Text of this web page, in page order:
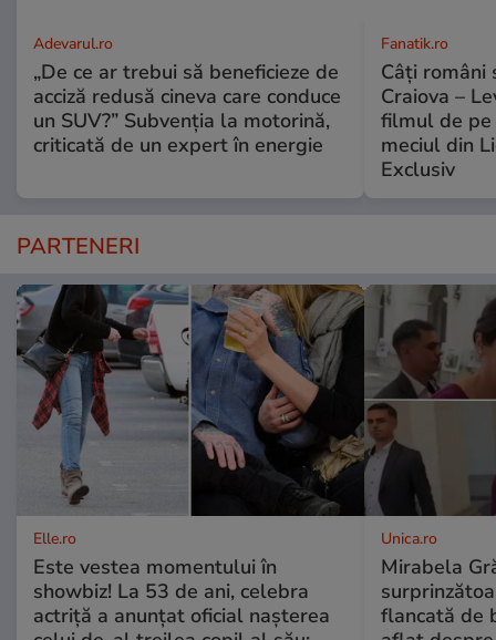
Adevarul.ro
„De ce ar trebui să beneficieze de
acciză redusă cineva care conduce
un SUV?” Subvenția la motorină,
criticată de un expert în energie
Fanatik.ro
Câți români
Craiova –
filmul de pe
meciul din
Exclusiv
PARTENERI
Elle.ro
Este vestea momentului în
showbiz! La 53 de ani, celebra
actriță a anunțat oficial nașterea
Unica.ro
Mirabela
flancată de